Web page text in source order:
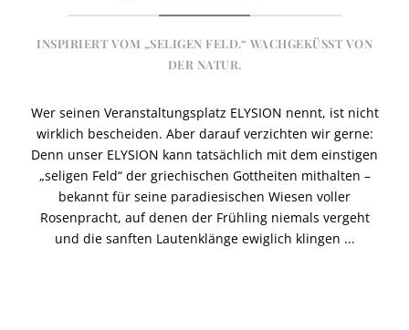
INSPIRIERT VOM „SELIGEN FELD.“ WACHGEKÜSST VON
DER NATUR.
Wer seinen Veranstaltungsplatz ELYSION nennt, ist nicht
wirklich bescheiden. Aber darauf verzichten wir gerne:
Denn unser ELYSION kann tatsächlich mit dem einstigen
„seligen Feld“ der griechischen Gottheiten mithalten –
bekannt für seine paradiesischen Wiesen voller
Rosenpracht, auf denen der Frühling niemals vergeht
und die sanften Lautenklänge ewiglich klingen ...